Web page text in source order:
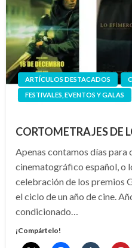
ARTÍCULOS DESTACADOS
FESTIVALES, EVENTOS Y GALAS
CORTOMETRAJES DE
Apenas contamos días para
cinematográfico español, o
celebración de los premios
el ciclo de un año de cine.
condicionado…
¡Compártelo!